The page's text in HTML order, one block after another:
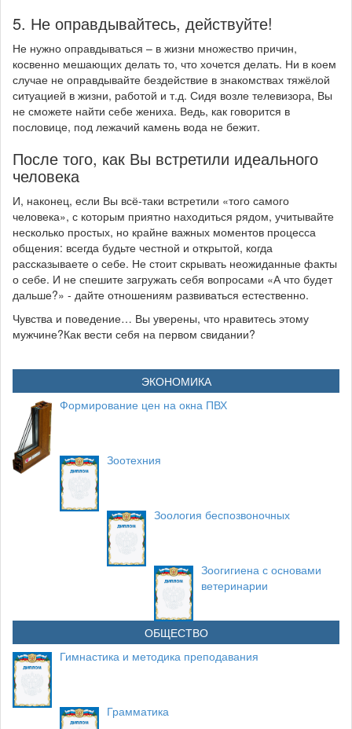
5. Не оправдывайтесь, действуйте!
Не нужно оправдываться – в жизни множество причин,
косвенно мешающих делать то, что хочется делать. Ни в коем
случае не оправдывайте бездействие в знакомствах тяжёлой
ситуацией в жизни, работой и т.д. Сидя возле телевизора, Вы
не сможете найти себе жениха. Ведь, как говорится в
пословице, под лежачий камень вода не бежит.
После того, как Вы встретили идеального
человека
И, наконец, если Вы всё-таки встретили «того самого
человека», с которым приятно находиться рядом, учитывайте
несколько простых, но крайне важных моментов процесса
общения: всегда будьте честной и открытой, когда
рассказываете о себе. Не стоит скрывать неожиданные факты
о себе. И не спешите загружать себя вопросами «А что будет
дальше?» - дайте отношениям развиваться естественно.
Чувства и поведение… Вы уверены, что нравитесь этому
мужчине?Как вести себя на первом свидании?
ЭКОНОМИКА
Формирование цен на окна ПВХ
Зоотехния
Зоология беспозвоночных
Зоогигиена с основами
ветеринарии
ОБЩЕСТВО
Гимнастика и методика преподавания
Грамматика